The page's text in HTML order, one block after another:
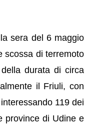
sera del 6 maggio
scossa di terremoto
durata di circa
il Friuli, con
119 dei
province di Udine e